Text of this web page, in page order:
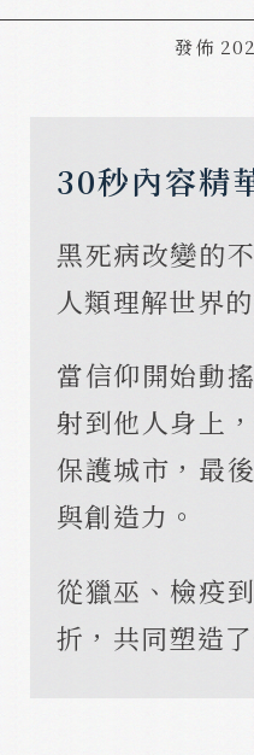
發佈
30秒內容精
黑死病改變的
人類理解世界
當信仰開始動
射到他人身上
保護城市，最
與創造力。
從獵巫、檢疫
折，共同塑造